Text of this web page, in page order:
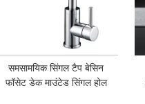
समसामयिक सिंगल टैप बेसिन
फॉसेट डेक माउंटेड सिंगल होल